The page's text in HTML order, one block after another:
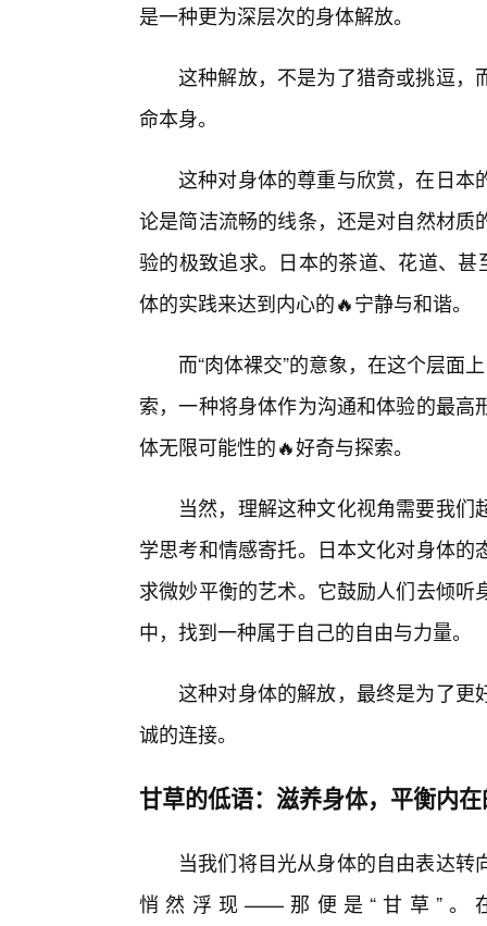
是一种更为深层次的身体解放。
这种解放，不是为了猎奇或挑逗，
命本身。
这种对身体的尊重与欣赏，在日本
论是简洁流畅的线条，还是对自然材
验的极致追求。日本的茶道、花道、
体的实践来达到内心的🔥宁静与和谐。
而“肉体裸交”的意象，在这个层面
索，一种将身体作为沟通和体验的最
体无限可能性的🔥好奇与探索。
当然，理解这种文化视角需要我
学思考和情感寄托。日本文化对身体
求微妙平衡的艺术。它鼓励人们去倾
中，找到一种属于自己的自由与力量。
这种对身体的解放，最终是为了更
诚的连接。
甘草的低语：滋养身体，平衡内
当我们将目光从身体的自由表达
悄然浮现——那便是“甘草”。